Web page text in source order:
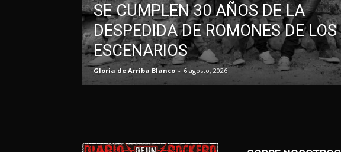
SE CUMPLEN 30 AÑOS DE LA
DESPEDIDA DE ROMONES DE LOS
ESCENARIOS
Gloria de Arriba Blanco - 6 agosto, 2026